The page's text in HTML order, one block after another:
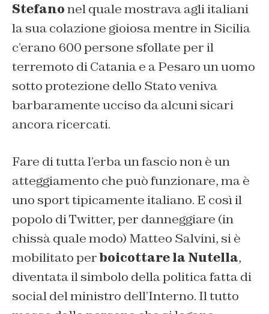
Stefanonel quale mostrava agli italiani
la sua colazione gioiosa mentre in Sicilia
c’erano 600 persone sfollate per il
terremoto di Catania e a Pesaro un uomo
sotto protezione dello Stato veniva
barbaramente ucciso da alcuni sicari
ancora ricercati.
Fare di tutta l’erba un fascio non è un
atteggiamento che può funzionare, ma è
uno sport tipicamente italiano. E così il
popolo di Twitter, per danneggiare (in
chissà quale modo) Matteo Salvini, si è
mobilitato perboicottare la Nutella,
diventata il simbolo della politica fatta di
social del ministro dell’Interno. Il tutto